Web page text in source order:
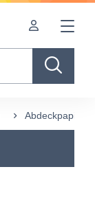
Abdeckpapiere